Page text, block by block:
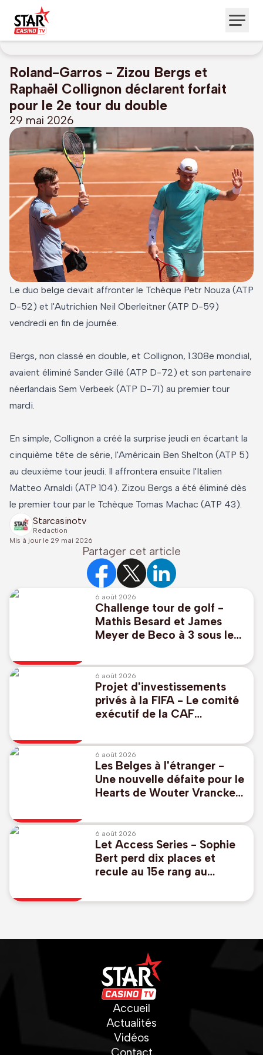
Roland-Garros - Zizou Bergs et
Raphaël Collignon déclarent forfait
pour le 2e tour du double
29 mai 2026
Le duo belge devait affronter le Tchèque Petr Nouza (ATP
D-52) et l'Autrichien Neil Oberleitner (ATP D-59)
vendredi en fin de journée.
Bergs, non classé en double, et Collignon, 1.308e mondial,
avaient éliminé Sander Gillé (ATP D-72) et son partenaire
néerlandais Sem Verbeek (ATP D-71) au premier tour
mardi.
En simple, Collignon a créé la surprise jeudi en écartant la
cinquième tête de série, l'Américain Ben Shelton (ATP 5)
au deuxième tour jeudi. Il affrontera ensuite l'Italien
Matteo Arnaldi (ATP 104). Zizou Bergs a été éliminé dès
le premier tour par le Tchèque Tomas Machac (ATP 43).
Starcasinotv
Redaction
Mis à jour le 29 mai 2026
Partager cet article
6 août 2026
Challenge tour de golf -
Mathis Besard et James
Meyer de Beco à 3 sous le
Scottish Challenge
6 août 2026
Projet d'investissements
privés à la FIFA - Le comité
exécutif de la CAF
soutien" à Infantino
6 août 2026
Les Belges à l'étranger -
Une nouvelle défaite pour le
Hearts de Wouter Vrancken
6 août 2026
Let Access Series - Sophie
Bert perd dix places et
recule au 15e rang au
tour
Accueil
Actualités
Vidéos